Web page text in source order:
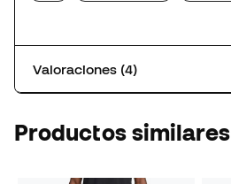
Valoraciones (4)
Productos similares